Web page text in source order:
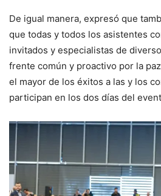
De igual manera, expresó que
que todas y todos los asistentes
invitados y especialistas de
frente común y proactivo por la
el mayor de los éxitos a las y los
participan en los dos días del